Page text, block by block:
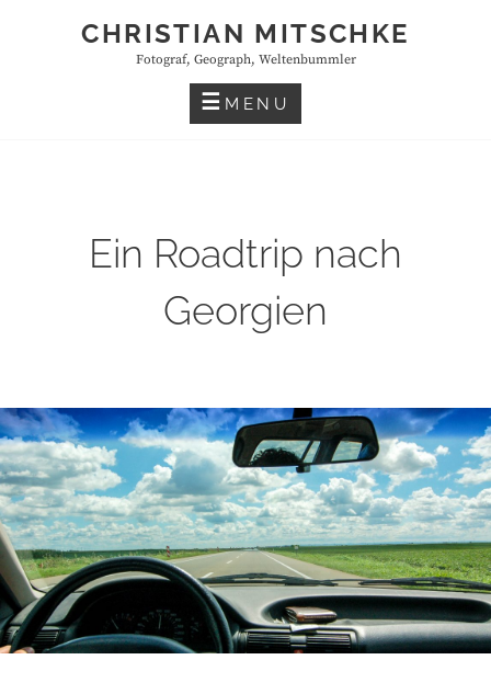
CHRISTIAN MITSCHKE
Fotograf, Geograph, Weltenbummler
MENU
Ein Roadtrip nach
Georgien